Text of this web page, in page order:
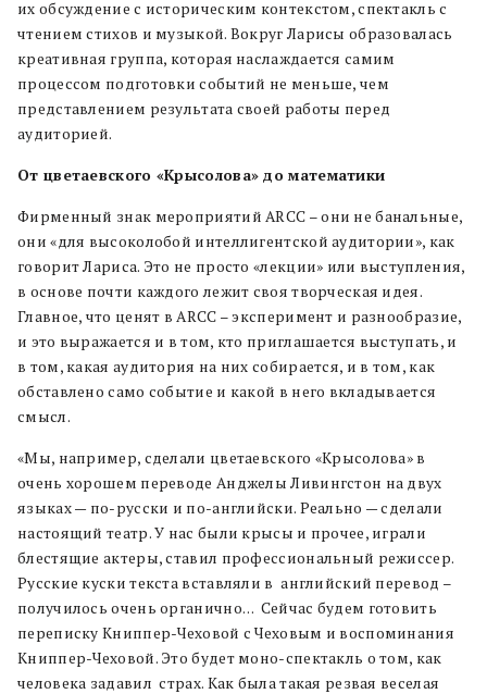
их обсуждение с историческим контекстом, спектакль с
чтением стихов и музыкой. Вокруг Ларисы образовалась
креативная группа, которая наслаждается самим
процессом подготовки событий не меньше, чем
представлением результата своей работы перед
аудиторией.
От цветаевского «Крысолова» до математики
Фирменный знак мероприятий ARCC – они не банальные,
они «для высоколобой интеллигентской аудитории», как
говорит Лариса. Это не просто «лекции» или выступления,
в основе почти каждого лежит своя творческая идея.
Главное, что ценят в ARCC – эксперимент и разнообразие,
и это выражается и в том, кто приглашается выступать, и
в том, какая аудитория на них собирается, и в том, как
обставлено само событие и какой в него вкладывается
смысл.
«Мы, например, сделали цветаевского «Крысолова» в
очень хорошем переводе Анджелы Ливингстон на двух
языках — по-русски и по-английски. Реально — сделали
настоящий театр. У нас были крысы и прочее, играли
блестящие актеры, ставил профессиональный режиссер.
Русские куски текста вставляли в английский перевод –
получилось очень органично… Сейчас будем готовить
переписку Книппер-Чеховой с Чеховым и воспоминания
Книппер-Чеховой. Это будет моно-спектакль о том, как
человека задавил страх. Как была такая резвая веселая